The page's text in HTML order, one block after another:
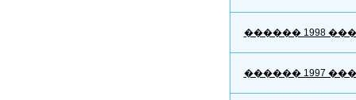
������ 1998
������ 1997